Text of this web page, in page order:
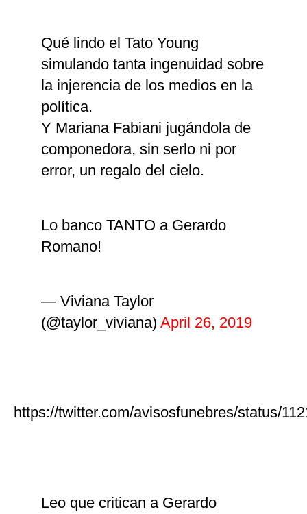
Qué lindo el Tato Young
simulando tanta ingenuidad sobre
la injerencia de los medios en la
política.
Y Mariana Fabiani jugándola de
componedora, sin serlo ni por
error, un regalo del cielo.
Lo banco TANTO a Gerardo
Romano!
— Viviana Taylor
(@taylor_viviana) April 26, 2019
https://twitter.com/avisosfunebres/status/
Leo que critican a Gerardo